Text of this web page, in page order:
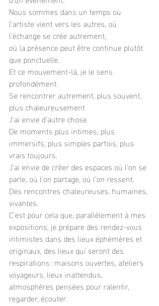
Nous sommes dans un temps où
l’artiste vient vers les autres, où
l’échange se crée autrement,
où la présence peut être continue plutôt
que ponctuelle.
Et ce mouvement-là, je le sens
profondément.
Se rencontrer autrement, plus souvent,
plus chaleureusement
J’ai envie d’autre chose.
De moments plus intimes, plus
immersifs, plus simples parfois, plus
vrais toujours.
J’ai envie de créer des espaces où l’on se
parle, où l’on partage, où l’on ressent.
Des rencontres chaleureuses, humaines,
vivantes.
C’est pour cela que, parallèlement à mes
expositions, je prépare des rendez-vous
intimistes dans des lieux éphémères et
originaux, des lieux qui seront des
respirations : maisons ouvertes, ateliers
voyageurs, lieux inattendus,
atmosphères pensées pour ralentir,
regarder, écouter.